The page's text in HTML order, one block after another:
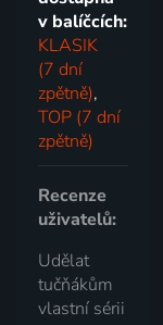
v balíčcích:
KLASIK
(7 dní
zpětně),
TOP (7 dní
zpětně)
Recenze
uživatelů:
Udělat
tučňákům
vlastní sérii